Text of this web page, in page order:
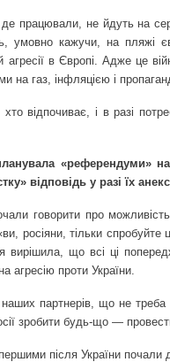
працювали, не йдуть на
умовно кажучи, на пляжі
агресії в Європі. Адже це
на газ, інфляцією і
відпочиває, і в разі
«референдуми»
відповідь у разі їх
говорити про
росіяни, тільки спробуйте
вирішила, що всі ці
агресію проти України.
партнерів, що не треба
зробити будь-що —
після України почали